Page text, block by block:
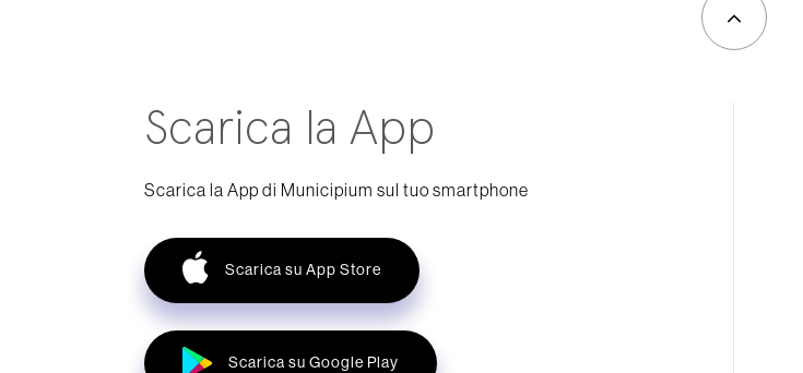
Scarica la App
Scarica la App di Municipium sul tuo smartphone
Scarica su App Store
Scarica su Google Play